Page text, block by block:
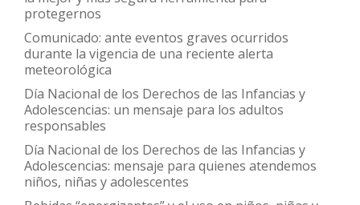
protegernos
Comunicado: ante eventos graves ocurridos
durante la vigencia de una reciente alerta
meteorológica
Día Nacional de los Derechos de las Infancias y
Adolescencias: un mensaje para los adultos
responsables
Día Nacional de los Derechos de las Infancias y
Adolescencias: mensaje para quienes atendemos
niños, niñas y adolescentes